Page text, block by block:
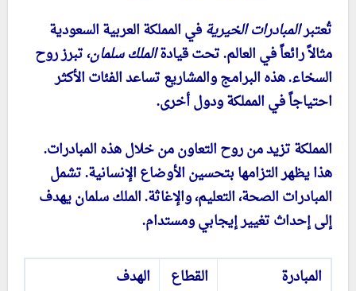
تُعتبرالمبادرات الخيريةفي المملكة العربية السعودية
مثالاً رائعاً في العالم. تحت قيادةالملك سلمان، تبرز روح
السخاء. هذه البرامج والمشاريع تساعد الفئات الأكثر
احتياجاً في المملكة ودول أخرى.
المملكة تزيد من روح التعاون من خلال هذه المبادرات.
هذا يظهر التزامها بتحسين الأوضاع الإنسانية. تشمل
المبادرات الصحة، التعليم، والإغاثة. الملك سلمان يهدف
إلى إحداث تغيير إيجابي ومستدام.
المبادرة القطاع
الهدف